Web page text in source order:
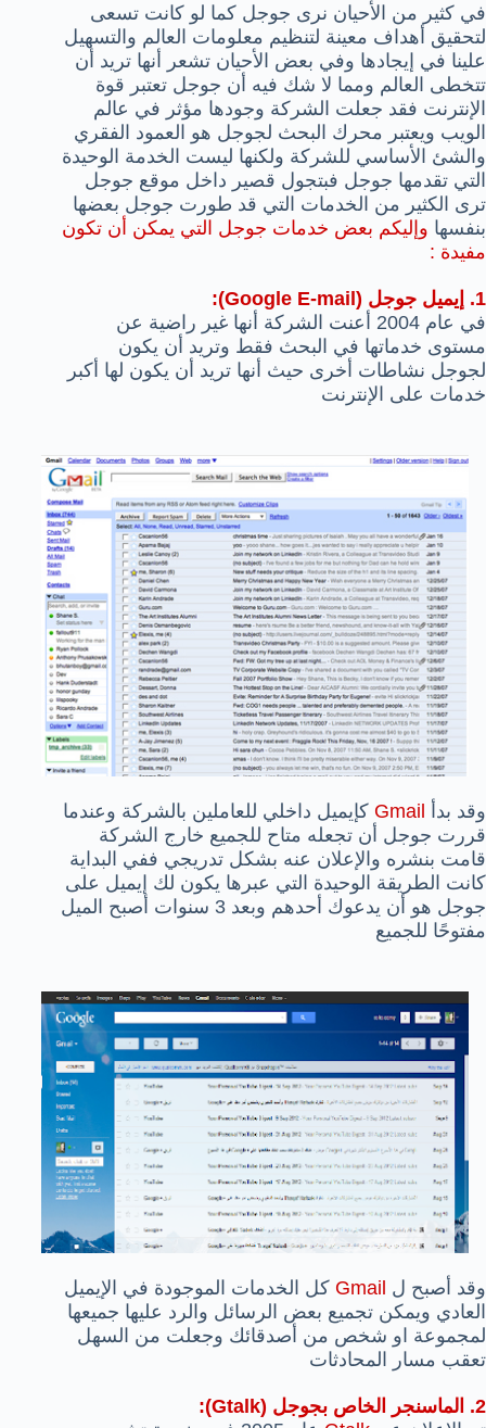
في كثير من الأحيان نرى جوجل كما لو كانت تسعى
لتحقيق أهداف معينة لتنظيم معلومات العالم والتسهيل
علينا في إيجادها وفي بعض الأحيان تشعر أنها تريد أن
تتخطى العالم ومما لا شك فيه أن جوجل تعتبر قوة
الإنترنت فقد جعلت الشركة وجودها مؤثر في عالم
الويب ويعتبر محرك البحث لجوجل هو العمود الفقري
والشئ الأساسي للشركة ولكنها ليست الخدمة الوحيدة
التي تقدمها جوجل فبتجول قصير داخل موقع جوجل
ترى الكثير من الخدمات التي قد طورت جوجل بعضها
بنفسها وإليكم بعض خدمات جوجل التي يمكن أن تكون
مفيدة :
1. إيميل جوجل (Google E-mail):
في عام 2004 أعنت الشركة أنها غير راضية عن
مستوى خدماتها في البحث فقط وتريد أن يكون
لجوجل نشاطات أخرى حيث أنها تريد أن يكون لها أكبر
خدمات على الإنترنت
وقد بدأ
كإيميل داخلي للعاملين بالشركة وعندما
قررت جوجل أن تجعله متاح للجميع خارج الشركة
قامت بنشره والإعلان عنه بشكل تدريجي ففي البداية
كانت الطريقة الوحيدة التي عبرها يكون لك إيميل على
جوجل هو أن يدعوك أحدهم وبعد 3 سنوات أصبح الميل
مفتوحًا للجميع
وقد أصبح ل
كل الخدمات الموجودة في الإيميل
العادي ويمكن تجميع بعض الرسائل والرد عليها جميعها
لمجموعة او شخص من أصدقائك وجعلت من السهل
تعقب مسار المحادثات
2. الماسنجر الخاص بجوجل (Gtalk):